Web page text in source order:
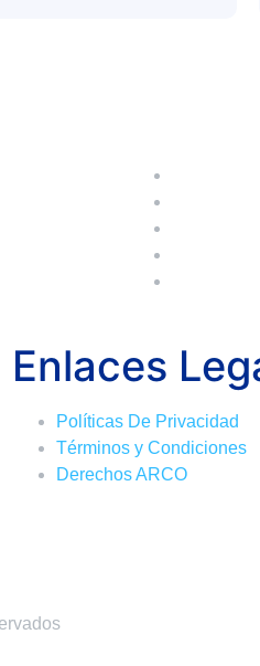
Enlaces
Políticas De Privacidad
Términos y Condiciones
Derechos ARCO